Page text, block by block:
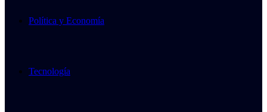
Política y Economía
Tecnología